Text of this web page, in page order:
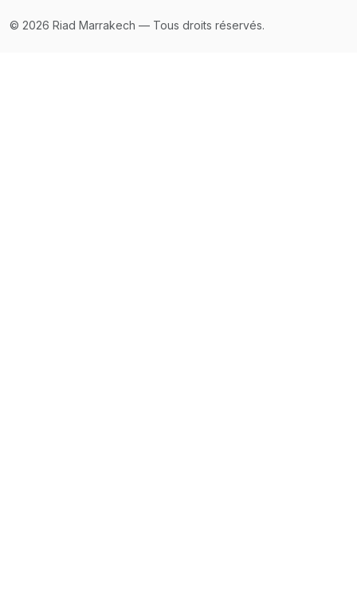
© 2026 Riad Marrakech — Tous droits réservés.